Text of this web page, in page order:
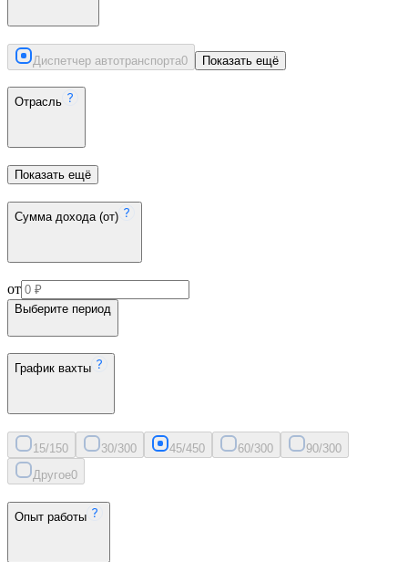
Диспетчер автотранспорта0 Показать ещё
Отрасль
Показать ещё
Сумма дохода (от)
от
Выберите период
График вахты
15/150 30/300 45/450 60/300 90/300
Другое0
Опыт работы